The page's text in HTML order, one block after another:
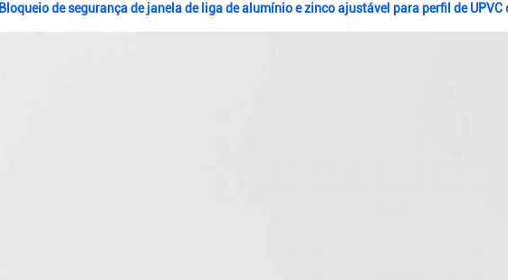
Bloqueio de segurança de janela de liga de alumínio e zinco ajustável para perfil de